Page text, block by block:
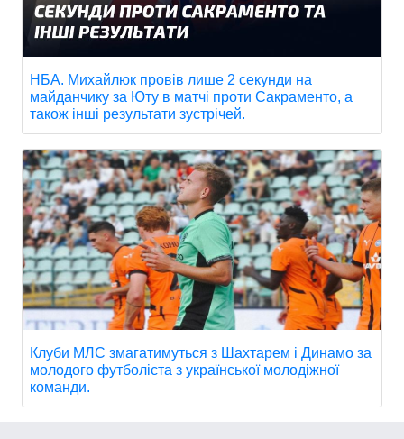
НБА. Михайлюк провів лише 2 секунди на
майданчику за Юту в матчі проти Сакраменто, а
також інші результати зустрічей.
Клуби МЛС змагатимуться з Шахтарем і Динамо за
молодого футболіста з української молодіжної
команди.